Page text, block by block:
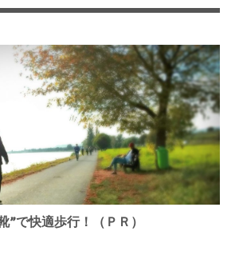
”で快適歩行！（ＰＲ）